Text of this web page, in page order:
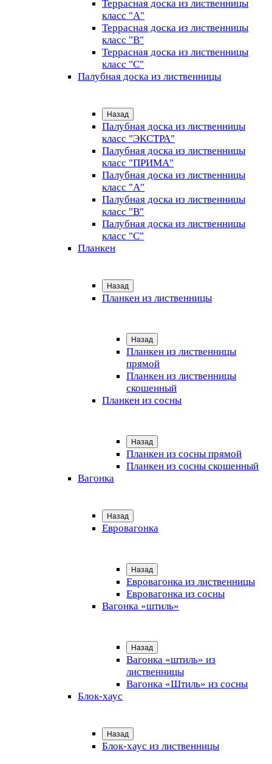
Террасная доска из лиственницы
класс "А"
Террасная доска из лиственницы
класс "B"
Террасная доска из лиственницы
класс "C"
Палубная доска из лиственницы
Назад
Палубная доска из лиственницы
класс "ЭКСТРА"
Палубная доска из лиственницы
класс "ПРИМА"
Палубная доска из лиственницы
класс "А"
Палубная доска из лиственницы
класс "B"
Палубная доска из лиственницы
класс "C"
Планкен
Назад
Планкен из лиственницы
Назад
Планкен из лиственницы
прямой
Планкен из лиственницы
скошенный
Планкен из сосны
Назад
Планкен из сосны прямой
Планкен из сосны скошенный
Вагонка
Назад
Евровагонка
Назад
Евровагонка из лиственницы
Евровагонка из сосны
Вагонка «штиль»
Назад
Вагонка «штиль» из
лиственницы
Вагонка «Штиль» из сосны
Блок-хаус
Назад
Блок-хаус из лиственницы